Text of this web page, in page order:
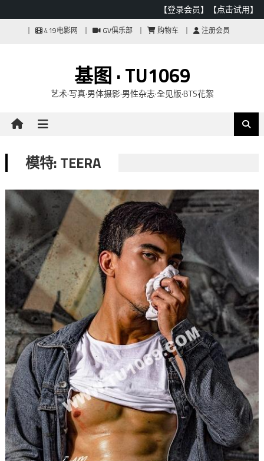
【登录会员】 【点击试用】
419电影网 GV俱乐部 购物车 注册会员
基图 · TU1069
艺术·写真·男体摄影·男性杂志·全见版·BTS花絮
模特: TEERA